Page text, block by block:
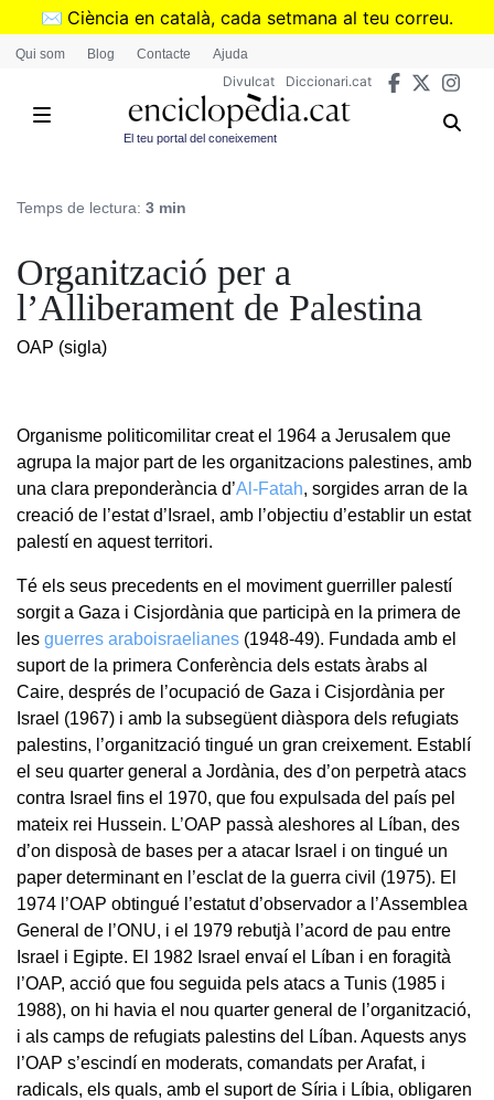
Vés
✉️ Ciència en català, cada setmana al teu correu.
➜Subscriu-te al butlletí de Divulcat
Qui som Blog Contacte Ajuda
Divulcat Diccionari.cat
El teu portal del coneixement
Temps de lectura: 3 min
Organització per a
l’Alliberament de Palestina
OAP (sigla)
Organisme politicomilitar creat el 1964 a Jerusalem que
agrupa la major part de les organitzacions palestines, amb
una clara preponderància d’Al-Fatah, sorgides arran de la
creació de l’estat d’Israel, amb l’objectiu d’establir un estat
palestí en aquest territori.
Té els seus precedents en el moviment guerriller palestí
sorgit a Gaza i Cisjordània que participà en la primera de
les guerres araboisraelianes (1948-49). Fundada amb el
suport de la primera Conferència dels estats àrabs al
Caire, després de l’ocupació de Gaza i Cisjordània per
Israel (1967) i amb la subsegüent diàspora dels refugiats
palestins, l’organització tingué un gran creixement. Establí
el seu quarter general a Jordània, des d’on perpetrà atacs
contra Israel fins el 1970, que fou expulsada del país pel
mateix rei Hussein. L’OAP passà aleshores al Líban, des
d’on disposà de bases per a atacar Israel i on tingué un
paper determinant en l’esclat de la guerra civil (1975). El
1974 l’OAP obtingué l’estatut d’observador a l’Assemblea
General de l’ONU, i el 1979 rebutjà l’acord de pau entre
Israel i Egipte. El 1982 Israel envaí el Líban i en foragità
l’OAP, acció que fou seguida pels atacs a Tunis (1985 i
1988), on hi havia el nou quarter general de l’organització,
i als camps de refugiats palestins del Líban. Aquests anys
l’OAP s’escindí en moderats, comandats per Arafat, i
radicals, els quals, amb el suport de Síria i Líbia, obligaren